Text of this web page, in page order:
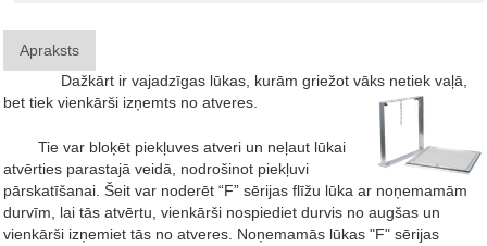
Apraksts
Dažkārt ir vajadzīgas lūkas, kurām griežot vāks netiek vaļā,
bet tiek vienkārši izņemts no atveres.
Tie var bloķēt piekļuves atveri un neļaut lūkai
atvērties parastajā veidā, nodrošinot piekļuvi
pārskatīšanai. Šeit var noderēt “F” sērijas flīžu lūka ar noņemamām
durvīm, lai tās atvērtu, vienkārši nospiediet durvis no augšas un
vienkārši izņemiet tās no atveres. Noņemamās lūkas "F" sērijas